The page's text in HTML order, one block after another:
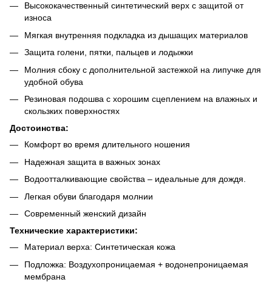
Высококачественный синтетический верх с защитой от
износа
Мягкая внутренняя подкладка из дышащих материалов
Защита голени, пятки, пальцев и лодыжки
Молния сбоку с дополнительной застежкой на липучке для
удобной обува
Резиновая подошва с хорошим сцеплением на влажных и
скользких поверхностях
Достоинства:
Комфорт во время длительного ношения
Надежная защита в важных зонах
Водоотталкивающие свойства – идеальные для дождя.
Легкая обуви благодаря молнии
Современный женский дизайн
Технические характеристики:
Материал верха: Синтетическая кожа
Подложка: Воздухопроницаемая + водонепроницаемая
мембрана